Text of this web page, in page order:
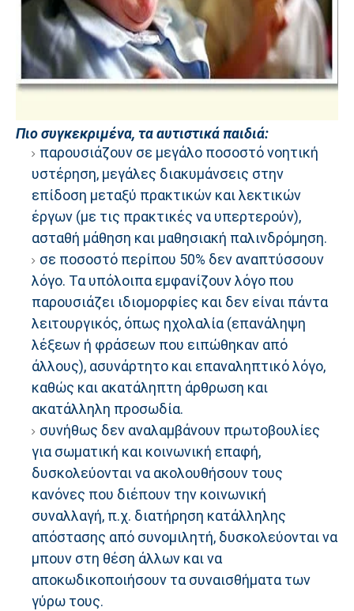
Πιο συγκεκριμένα, τα αυτιστικά παιδιά:
παρουσιάζουν σε μεγάλο ποσοστό νοητική
υστέρηση, μεγάλες διακυμάνσεις στην
επίδοση μεταξύ πρακτικών και λεκτικών
έργων (με τις πρακτικές να υπερτερούν),
ασταθή μάθηση και μαθησιακή παλινδρόμηση.
σε ποσοστό περίπου 50% δεν αναπτύσσουν
λόγο. Τα υπόλοιπα εμφανίζουν λόγο που
παρουσιάζει ιδιομορφίες και δεν είναι πάντα
λειτουργικός, όπως ηχολαλία (επανάληψη
λέξεων ή φράσεων που ειπώθηκαν από
άλλους), ασυνάρτητο και επαναληπτικό λόγο,
καθώς και ακατάληπτη άρθρωση και
ακατάλληλη προσωδία.
συνήθως δεν αναλαμβάνουν πρωτοβουλίες
για σωματική και κοινωνική επαφή,
δυσκολεύονται να ακολουθήσουν τους
κανόνες που διέπουν την κοινωνική
συναλλαγή, π.χ. διατήρηση κατάλληλης
απόστασης από συνομιλητή, δυσκολεύονται να
μπουν στη θέση άλλων και να
αποκωδικοποιήσουν τα συναισθήματα των
γύρω τους.